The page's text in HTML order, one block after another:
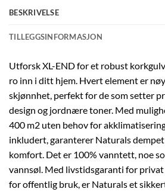
BESKRIVELSE
TILLEGGSINFORMASJON
Utforsk XL-END for et robust
ro inn i ditt hjem. Hvert element er
skjønnhet, perfekt for de som setter
design og jordnære toner. Med
400 m2 uten behov for
inkludert, garanterer Naturals
komfort. Det er 100% vanntett, noe
vannsøl. Med livstidsgaranti for
for offentlig bruk, er Naturals et